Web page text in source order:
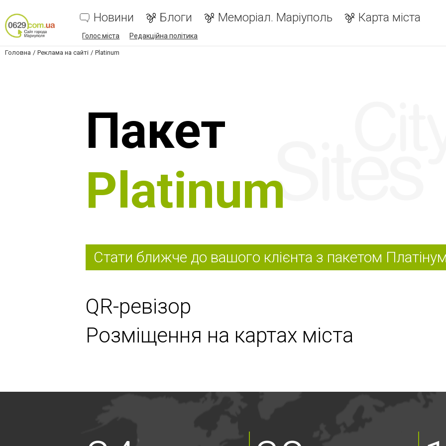
Новини Блоги Меморіал. Маріуполь Карта міста
Голос міста Редакційна політика
Головна Реклама на сайті Platinum
Пакет
Platinum
Стати ближче до вашого клієнта з пакетом
QR-ревізор
Розміщення на картах міста